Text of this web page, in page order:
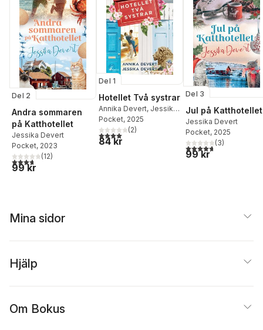
Del 2
Andra sommaren
på Katthotellet
Jessika Devert
Pocket, 2023
3,7utav 5 stjärnor. Totalt antal röster:
(12)
99 kr
Del 1
Hotellet Två systrar
Annika Devert, Jessika
Devert
Pocket, 2025
4,0utav 5 stjärnor. Totalt antal röster:
(2)
84 kr
Del 3
Jul på Katthotellet
Jessika Devert
Pocket, 2025
4,7utav 5 stjärnor.
(3)
99 kr
Mina sidor
Hjälp
Om Bokus